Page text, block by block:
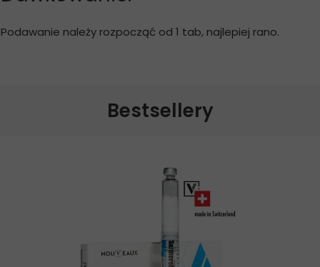
Podawanie należy rozpocząć od 1 tab, najlepiej rano.
Bestsellery